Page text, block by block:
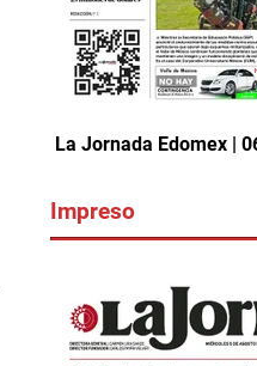
La Jornada Edomex |
Impreso